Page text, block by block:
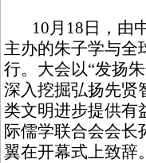
10月18日，由中
主办的朱子学与全
行。大会以“发扬
深入挖掘弘扬先贤
类文明进步提供有
际儒学联合会会长
翼在开幕式上致辞